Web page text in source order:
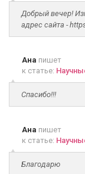
Добрый вечер!
адрес сайта -
Ана пишет
к статье:
Спасибо!!!
Ана пишет
к статье:
Благодарю